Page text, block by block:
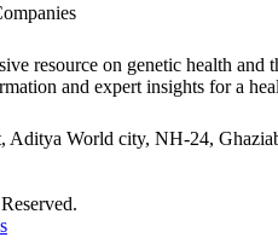
resource on genetic health
and expert insights for a
Aditya World city, NH-24,